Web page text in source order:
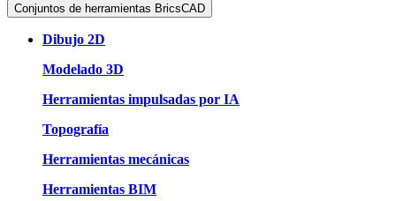
Conjuntos de herramientas BricsCAD
Dibujo 2D
Modelado 3D
Herramientas impulsadas por IA
Topografía
Herramientas mecánicas
Herramientas BIM